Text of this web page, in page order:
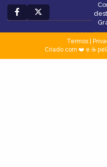
Termos|
Criado com ❤️ e ☕